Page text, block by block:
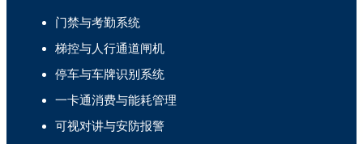
门禁与考勤系统
梯控与人行通道闸机
停车与车牌识别系统
一卡通消费与能耗管理
可视对讲与安防报警